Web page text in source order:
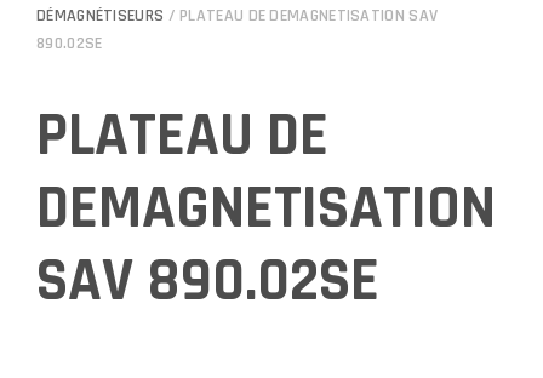
DÉMAGNÉTISEURS / PLATEAU DE DEMAGNETISATION SAV
890.02SE
PLATEAU DE
DEMAGNETISATION
SAV 890.02SE